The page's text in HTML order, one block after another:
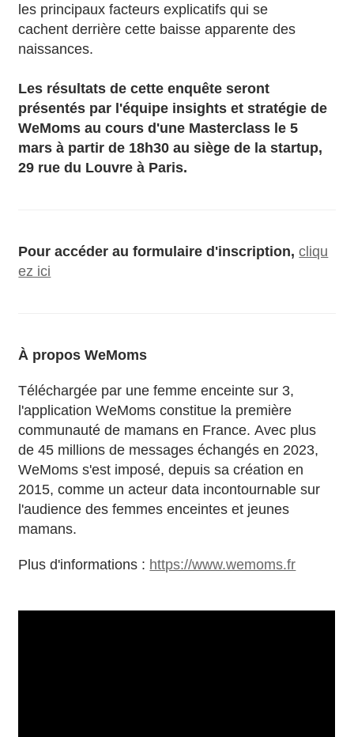
les principaux facteurs explicatifs qui se
cachent derrière cette baisse apparente des
naissances.
Les résultats de cette enquête seront
présentés par l'équipe insights et stratégie de
WeMoms au cours d'une Masterclass le 5
mars à partir de 18h30 au siège de la startup,
29 rue du Louvre à Paris.
Pour accéder au formulaire d'inscription, cliqu
ez ici
À propos WeMoms
Téléchargée par une femme enceinte sur 3,
l'application WeMoms constitue la première
communauté de mamans en France. Avec plus
de 45 millions de messages échangés en 2023,
WeMoms s'est imposé, depuis sa création en
2015, comme un acteur data incontournable sur
l'audience des femmes enceintes et jeunes
mamans.
Plus d'informations : https://www.wemoms.fr